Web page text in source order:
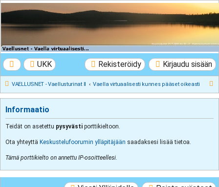
VAELLUSNET -
Vaellusturinat II
UKK Kirjaudu sisään
Rekisteröidy
VAELLUSNET - Vaellusturinat II Vaella virtuaalisesti kunnes pääset oikeasti
Informaatio
Teidät on asetettu pysyvästi porttikieltoon.
Ota yhteyttä Keskustelufoorumin ylläpitäjään saadaksesi lisää tietoa.
Tämä porttikielto on annettu IP-osoitteellesi.